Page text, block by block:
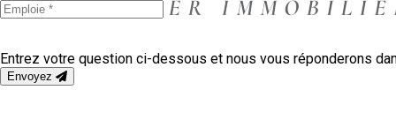
Entrez votre question ci-dessous et nous vous réponderons
Envoyez